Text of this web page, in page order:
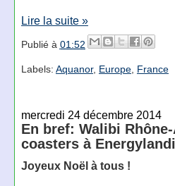
Lire la suite »
Publié à 01:52
Labels: Aquanor, Europe, France
mercredi 24 décembre 2014
En bref: Walibi
coasters à
Joyeux Noël à tous !